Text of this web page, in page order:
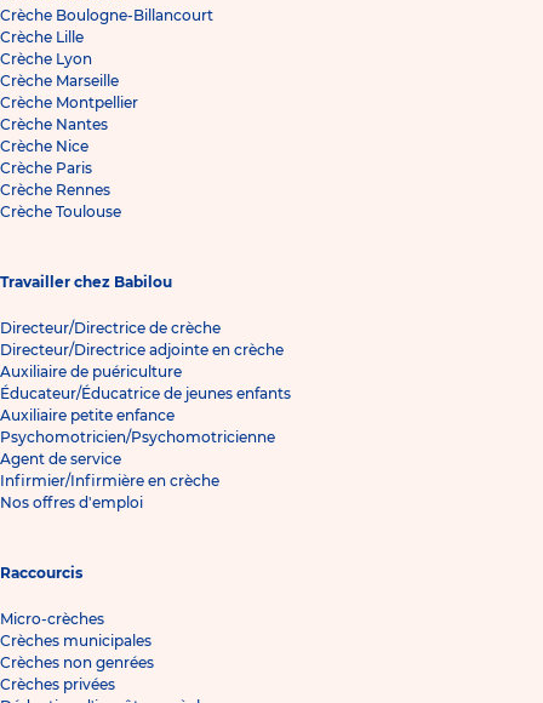
Crèche Boulogne-Billancourt
Crèche Lille
Crèche Lyon
Crèche Marseille
Crèche Montpellier
Crèche Nantes
Crèche Nice
Crèche Paris
Crèche Rennes
Crèche Toulouse
Travailler chez Babilou
Directeur/Directrice de crèche
Directeur/Directrice adjointe en crèche
Auxiliaire de puériculture
Éducateur/Éducatrice de jeunes enfants
Auxiliaire petite enfance
Psychomotricien/Psychomotricienne
Agent de service
Infirmier/Infirmière en crèche
Nos offres d'emploi
Raccourcis
Micro-crèches
Crèches municipales
Crèches non genrées
Crèches privées